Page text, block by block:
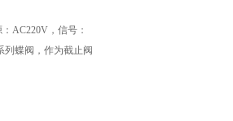
AC220V，信号：
列蝶阀，作为截止阀